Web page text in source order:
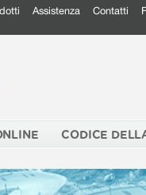
Assistenza Contatti
CODICE